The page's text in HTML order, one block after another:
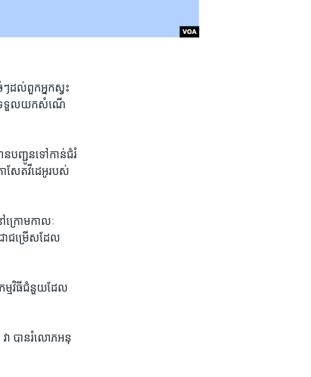
ៗដល់​ពួក​អ្នក​ស្វះ
ត​ទទួល​យកសំណើ​
ន​បញ្ជូន​ទៅកាន់​ជំរំ​
ាសែត​វីដេអូ​របស់​
ក្រោម​កាលៈ​
ជម្រើសដែល​
ម្មវិធីជំនួយ​ដែល​
ា បាន​រំលោភ​អនុ​